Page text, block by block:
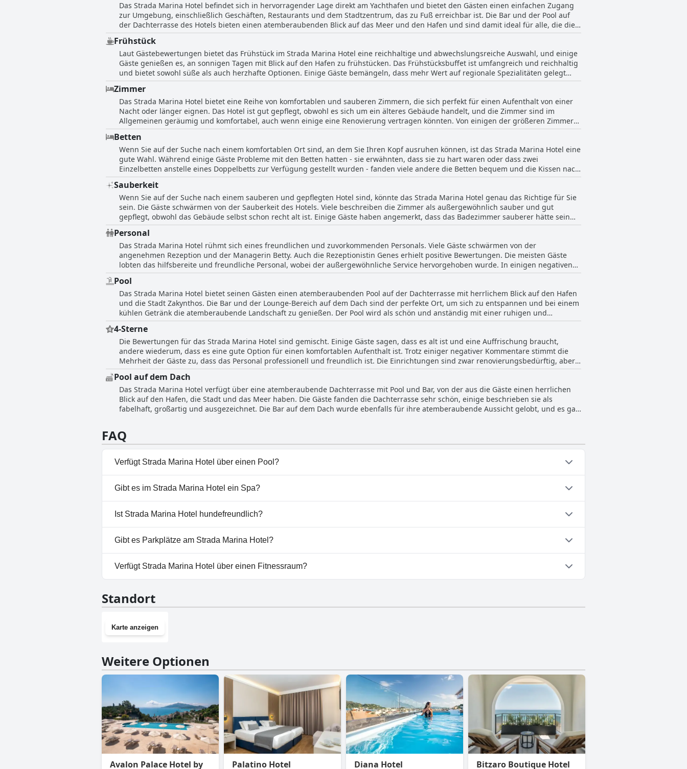
Das Strada Marina Hotel befindet sich in hervorragender Lage direkt am Yachthafen und bietet den Gästen einen einfachen Zugang
zur Umgebung, einschließlich Geschäften, Restaurants und dem Stadtzentrum, das zu Fuß erreichbar ist. Die Bar und der Pool auf
der Dachterrasse des Hotels bieten einen atemberaubenden Blick auf das Meer und den Hafen und sind damit ideal für alle, die die
landschaftliche Schönheit von Zakynthos genießen möchten. Die Gäste haben die Lage des Hotels in den höchsten Tönen gelobt, viele
beschreiben sie als ausgezeichnet, perfekt und fantastisch. Die zentrale Lage ermöglicht es, die Stadt bequem zu erkunden, von der
für den Verkehr gesperrten Einkaufsstraße hinter dem Hotel bis zum nahe gelegenen Hauptplatz. Ganz gleich, ob Sie geschäftlich
oder privat hier sind, das Strada Marina Hotel ist gut gelegen und bietet großartige Einrichtungen und eine fantastische Lage.
Frühstück
Laut Gästebewertungen bietet das Frühstück im Strada Marina Hotel eine reichhaltige und abwechslungsreiche Auswahl, und einige
Gäste genießen es, an sonnigen Tagen mit Blick auf den Hafen zu frühstücken. Das Frühstücksbuffet ist umfangreich und reichhaltig
und bietet sowohl süße als auch herzhafte Optionen. Einige Gäste bemängeln, dass mehr Wert auf regionale Spezialitäten gelegt
werden sollte, während andere die Qualität der verwendeten Lebensmittel hervorheben. Einige Gäste bemängeln jedoch auch die
schlechte Qualität einiger Produkte, insbesondere der Säfte. Das Frühstücksbuffet wird im Allgemeinen als gut beschrieben, mit
einigen wenigen Ausnahmen, in denen die Enttäuschung über die begrenzte Auswahl zum Ausdruck kommt. Insgesamt wird das
Frühstück im Strada Marina Hotel als zufriedenstellend bewertet, wobei es in Bezug auf Qualität und Vielfalt noch
Verbesserungsmöglichkeiten gibt.
Zimmer
Das Strada Marina Hotel bietet eine Reihe von komfortablen und sauberen Zimmern, die sich perfekt für einen Aufenthalt von einer
Nacht oder länger eignen. Das Hotel ist gut gepflegt, obwohl es sich um ein älteres Gebäude handelt, und die Zimmer sind im
Allgemeinen geräumig und komfortabel, auch wenn einige eine Renovierung vertragen könnten. Von einigen der größeren Zimmer
aus haben die Gäste einen Panoramablick genossen, allerdings sind die Balkone in einigen Fällen klein. Die Badezimmer sind zwar
veraltet, werden aber sauber gehalten und verfügen teilweise über eine Badewanne. Außerdem könnte das Hotel mehr Beleuchtung
in den Fluren gebrauchen, um die Sicherheit zu erhöhen. Insgesamt haben die Gäste die Zimmer als sauber, geräumig und
komfortabel beschrieben, mit Betten guter Größe und freundlichem Personal. Einige Gäste erwähnten jedoch unbequeme Betten und
kleine Bäder. Trotz dieser kleinen Nachteile sind die Zimmer des Strada Marina Hotels ein guter Ausgangspunkt für die Erkundung
der Umgebung.
Betten
Wenn Sie auf der Suche nach einem komfortablen Ort sind, an dem Sie Ihren Kopf ausruhen können, ist das Strada Marina Hotel eine
gute Wahl. Während einige Gäste Probleme mit den Betten hatten - sie erwähnten, dass sie zu hart waren oder dass zwei
Einzelbetten anstelle eines Doppelbetts zur Verfügung gestellt wurden - fanden viele andere die Betten bequem und die Kissen nach
ihrem Geschmack. Es gab sogar Berichte über Upgrades auf Zimmer mit Meerblick, die die Gäste sehr schätzten. Allerdings gab es
auch einige wenige Ausreißer, die die Betten als unbequem oder die Laken als zu verrutscht empfanden. Insgesamt scheinen die
Betten im Strada Marina Hotel jedoch eine gute Wahl zu sein.
Sauberkeit
Wenn Sie auf der Suche nach einem sauberen und gepflegten Hotel sind, könnte das Strada Marina Hotel genau das Richtige für Sie
sein. Die Gäste schwärmen von der Sauberkeit des Hotels. Viele beschreiben die Zimmer als außergewöhnlich sauber und gut
gepflegt, obwohl das Gebäude selbst schon recht alt ist. Einige Gäste haben angemerkt, dass das Badezimmer sauberer hätte sein
können, aber im Allgemeinen waren die Gäste sehr beeindruckt von den hohen Hygienestandards des Hotels. Auch das
Hotelpersonal wurde für seine Sauberkeit und seinen freundlichen, hilfsbereiten Service gelobt. Insgesamt scheint das Strada
Marina Hotel eine gute Wahl für Reisende zu sein, die Wert auf Sauberkeit und Hygiene legen.
Personal
Das Strada Marina Hotel rühmt sich eines freundlichen und zuvorkommenden Personals. Viele Gäste schwärmen von der
angenehmen Rezeption und der Managerin Betty. Auch die Rezeptionistin Genes erhielt positive Bewertungen. Die meisten Gäste
lobten das hilfsbereite und freundliche Personal, wobei der außergewöhnliche Service hervorgehoben wurde. In einigen negativen
Bewertungen wurden jedoch der wenig hilfsbereite Empfang und das Verhalten einiger Mitarbeiter erwähnt. Dennoch lobten viele
Gäste die höflichen und zuvorkommenden Mitarbeiter, von denen einige ihre ausgezeichneten Englischkenntnisse hervorhoben. Der
Pool und die Bar auf dem Dach waren ein Pluspunkt, und die Gäste bestellten häufig Taxis über die Rezeption. Insgesamt wird das
Hotel für sein sehr nettes und zuvorkommendes Personal gelobt, das für einen angenehmen Aufenthalt sorgt.
Pool
Das Strada Marina Hotel bietet seinen Gästen einen atemberaubenden Pool auf der Dachterrasse mit herrlichem Blick auf den Hafen
und die Stadt Zakynthos. Die Bar und der Lounge-Bereich auf dem Dach sind der perfekte Ort, um sich zu entspannen und bei einem
kühlen Getränk die atemberaubende Landschaft zu genießen. Der Pool wird als schön und anständig mit einer ruhigen und
angenehmen Atmosphäre beschrieben. Der Poolbereich wird ebenfalls als schön und als eine gute Alternative zur Erfrischung
gelobt. Die Dachterrasse und der Pool des Hotels werden von den Gästen als Highlight des Aufenthalts bezeichnet, die die Aussicht
und das ruhige Ambiente loben. Auch die Lage des Hotels wird gelobt, da die Gäste die kurze Entfernung zu den örtlichen
Annehmlichkeiten schätzen. In einigen Bewertungen wird zwar erwähnt, dass der Pool eher klein ist, aber insgesamt haben die Gäste
den Poolbereich und seine Annehmlichkeiten positiv bewertet.
4-Sterne
Die Bewertungen für das Strada Marina Hotel sind gemischt. Einige Gäste sagen, dass es alt ist und eine Auffrischung braucht,
andere wiederum, dass es eine gute Option für einen komfortablen Aufenthalt ist. Trotz einiger negativer Kommentare stimmt die
Mehrheit der Gäste zu, dass das Personal professionell und freundlich ist. Die Einrichtungen sind zwar renovierungsbedürftig, aber
das Hotel ist mit den wichtigsten Annehmlichkeiten wie Aufzügen und Kühlschränken in den Zimmern ausgestattet. Während einige
Gäste anmerken, dass das Hotel kein echtes Vier-Sterne-Hotel ist, sind andere der Meinung, dass es die Erwartungen an einen
angemessenen Aufenthalt erfüllt. Insgesamt hat das Hotel Verbesserungspotenzial, bietet aber einen zufriedenstellenden Aufenthalt
für diejenigen, die eine preisgünstige Option suchen.
Pool auf dem Dach
Das Strada Marina Hotel verfügt über eine atemberaubende Dachterrasse mit Pool und Bar, von der aus die Gäste einen herrlichen
Blick auf den Hafen, die Stadt und das Meer haben. Die Gäste fanden die Dachterrasse sehr schön, einige beschrieben sie als
fabelhaft, großartig und ausgezeichnet. Die Bar auf dem Dach wurde ebenfalls für ihre atemberaubende Aussicht gelobt, und es gab
FAQ
Verfügt Strada Marina Hotel über einen Pool?
Ja, Strada Marina Hotel hat Pools, die zu einer oder mehreren der folgenden Kategorien gehören: Pool auf dem Dach,
Gibt es im Strada Marina Hotel ein Spa?
Nein, ein Spa ist im Strada Marina Hotel nicht vorhanden.
Ist Strada Marina Hotel hundefreundlich?
Nein, Strada Marina Hotel erlaubt keine Hunde.
Gibt es Parkplätze am Strada Marina Hotel?
Nein, im Strada Marina Hotel gibt es keine Parkmöglichkeiten.
Verfügt Strada Marina Hotel über einen Fitnessraum?
Standort
Karte anzeigen
Weitere Optionen
Avalon Palace Hotel by Palatino Hotel Diana Hotel Bitzaro Boutique Hotel